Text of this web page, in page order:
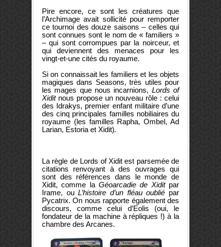
Pire encore, ce sont les créatures que
l’Archimage avait sollicité pour remporter
ce tournoi des douze saisons – celles qui
sont connues sont le nom de « familiers »
– qui sont corrompues par la noirceur, et
qui deviennent des menaces pour les
vingt-et-une cités du royaume.
Si on connaissait les familiers et les objets
magiques dans Seasons, très utiles pour
les mages que nous incarnions, Lords of
Xiditnous propose un nouveau rôle : celui
des Idrakys, premier enfant militaire d’une
des cinq principales familles nobiliaires du
royaume (les familles Rapha, Ombel, Ad
Larian, Estoria et Xidit).
La règle de Lords of Xidit est parsemée de
citations renvoyant à des ouvrages qui
sont des références dans le monde de
Xidit, comme la Géoarcadie de Xiditpar
Irame, ouL’histoire d’un fléau oublié par
Pycatrix. On nous rapporte également des
discours, comme celui d’Eolis (oui, le
fondateur de la machine à répliques !) à la
chambre des Arcanes.